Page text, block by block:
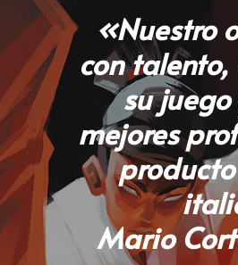
«Nuestro
con
su
mejores
Mario